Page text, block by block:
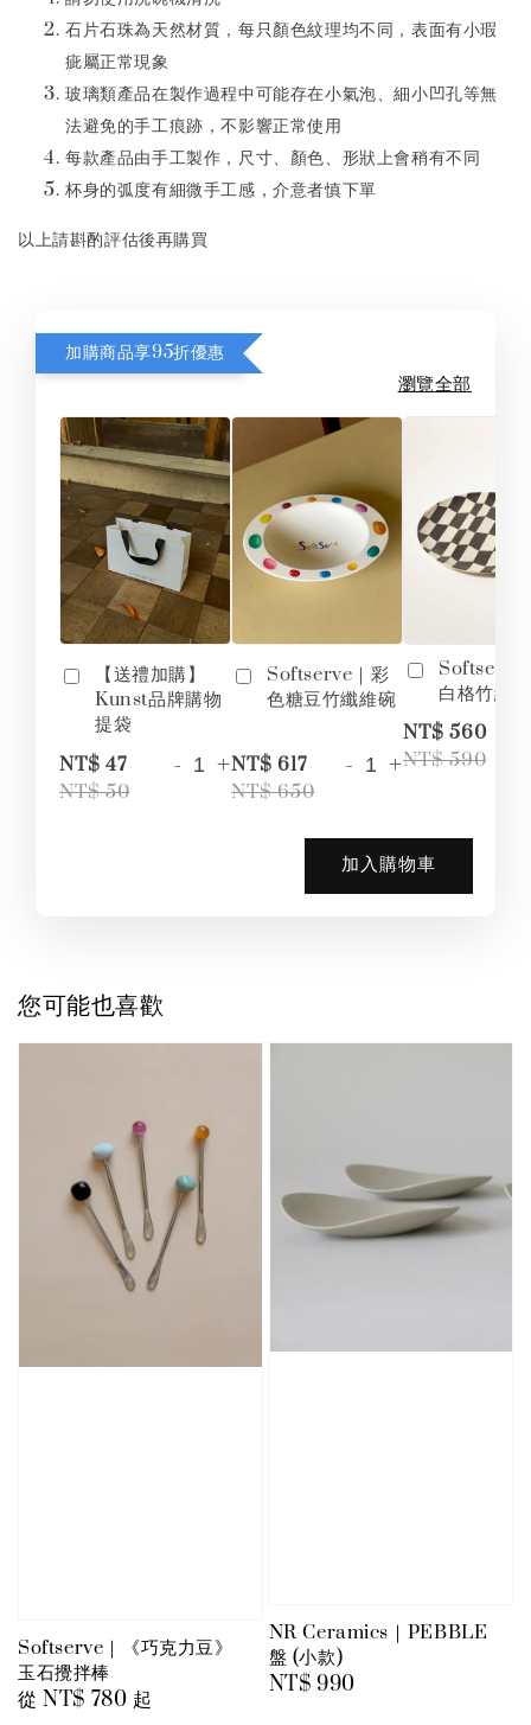
石片石珠為天然材質，每只顏色紋理均不同，表面有小瑕
疵屬正常現象
玻璃類產品在製作過程中可能存在小氣泡、細小凹孔等無
法避免的手工痕跡，不影響正常使用
每款產品由手工製作，尺寸、顏色、形狀上會稍有不同
杯身的弧度有細微手工感，介意者慎下單
以上請斟酌評估後再購買
加購商品享95折優惠
瀏覽全部
【送禮加購】
Kunst品牌購物
提袋
NT$ 47
NT$ 50
- +
Softserve｜彩
色糖豆竹纖維碗
NT$ 617
NT$ 650
- +
Softserve
白格竹纖
NT$ 560
NT$ 590
加入購物車
您可能也喜歡
Softserve｜《巧克力豆》
玉石攪拌棒
Regular
從NT$ 780 起
NR Ceramics｜PEBBLE
盤 (小款)
Regular
NT$ 990